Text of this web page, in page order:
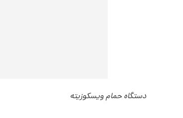
دستگاه حمام ویسکوزیته